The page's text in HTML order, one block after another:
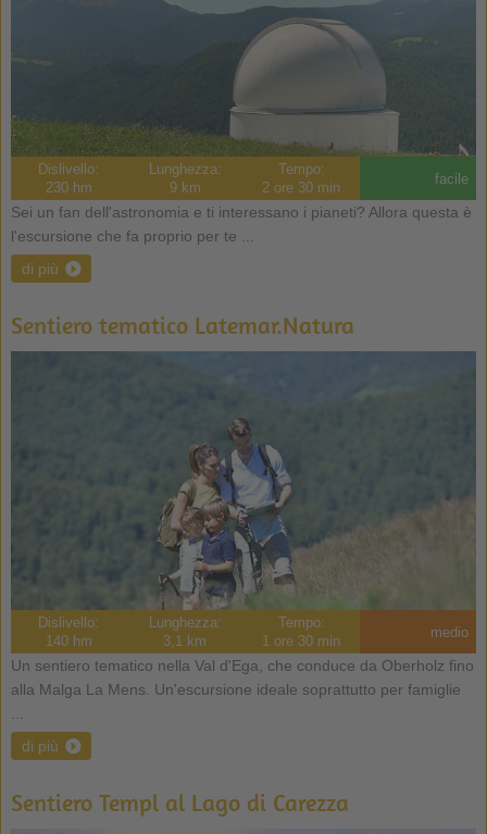
Dislivello:
230 hm
Lunghezza:
9 km
Tempo:
2 ore 30 min
facile
Sei un fan dell'astronomia e ti interessano i pianeti? Allora questa è
l'escursione che fa proprio per te ...
di più
Sentiero tematico Latemar.Natura
Dislivello:
140 hm
Lunghezza:
3,1 km
Tempo:
1 ore 30 min
medio
Un sentiero tematico nella Val d'Ega, che conduce da Oberholz fino
alla Malga La Mens. Un'escursione ideale soprattutto per famiglie
di più
Sentiero Templ al Lago di Carezza